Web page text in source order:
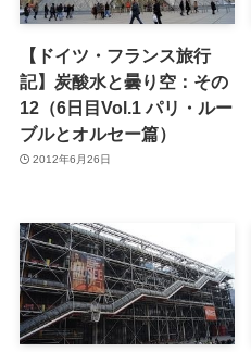
【ドイツ・フランス旅行
記】炭酸水と曇り空：その
12（6日目Vol.1 パリ・ルー
ブルとオルセー篇）
2012年6月26日